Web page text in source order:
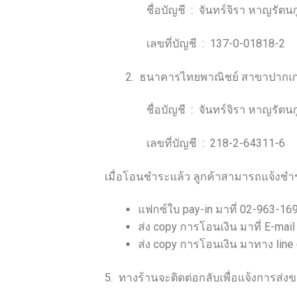
ชื่อบัญชี : จันทร์จิรา หาญรัตน
เลขที่บัญชี : 137-0-01818-2
2. ธนาคารไทยพาณิชย์ สาขาปากเ
ชื่อบัญชี : จันทร์จิรา หาญรัตน
เลขที่บัญชี : 218-2-64311-6
เมื่อโอนชำระแล้ว ลูกค้าสามารถแจ้งชำ
แฟกซ์ใบpay-in มาที่ 02-963-
ส่ง copy การโอนเงิน มาที่ E-mail
ส่ง copy การโอนเงิน มาทาง line
5. ทางร้านจะติดต่อกลับเพื่อแจ้งการส่ง